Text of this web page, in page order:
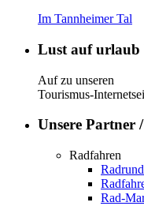
Im Tannheimer Tal
Lust auf urlaub
Auf zu unseren
Tourismus-
Unsere Partner
Radfahren
Rad-